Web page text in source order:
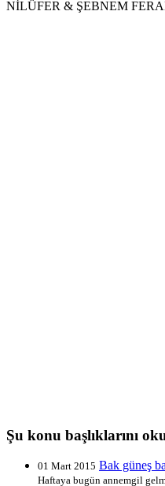
NİLÜFER & ŞEBNEM
Şu konu başlıklarını
01 Mart 2015 Bak güneş
Haftaya bugün annemgil